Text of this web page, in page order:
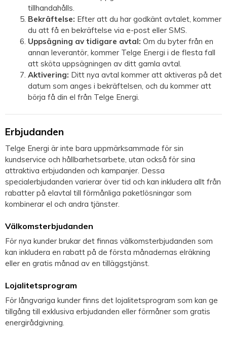
tillhandahålls.
Bekräftelse: Efter att du har godkänt avtalet, kommer
du att få en bekräftelse via e-post eller SMS.
Uppsägning av tidigare avtal: Om du byter från en
annan leverantör, kommer Telge Energi i de flesta fall
att sköta uppsägningen av ditt gamla avtal.
Aktivering: Ditt nya avtal kommer att aktiveras på det
datum som anges i bekräftelsen, och du kommer att
börja få din el från Telge Energi.
Erbjudanden
Telge Energi är inte bara uppmärksammade för sin
kundservice och hållbarhetsarbete, utan också för sina
attraktiva erbjudanden och kampanjer. Dessa
specialerbjudanden varierar över tid och kan inkludera allt från
rabatter på elavtal till förmånliga paketlösningar som
kombinerar el och andra tjänster.
Välkomsterbjudanden
För nya kunder brukar det finnas välkomsterbjudanden som
kan inkludera en rabatt på de första månadernas elräkning
eller en gratis månad av en tilläggstjänst.
Lojalitetsprogram
För långvariga kunder finns det lojalitetsprogram som kan ge
tillgång till exklusiva erbjudanden eller förmåner som gratis
energirådgivning.